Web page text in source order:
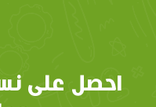
احصل على